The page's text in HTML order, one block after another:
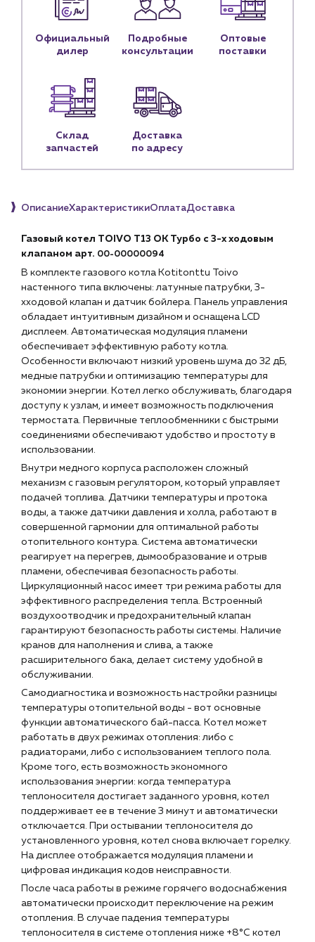
Предприятиям и юр.лицам
История компании
Водоснабжение и теплоснабжение
Сервис и обслуживание инженерных систем
Портфолио
Блог
Личный кабинет
Чат-бот
+7 (918) 070-19-79
Пн – пт: 9:00 – 18:00
sales@profpotok.ru
г. Краснодар, ул. Российская, 63
Официальный
дилер
Подробные
консультации
Оптовые
поставки
Склад
запчастей
Доставка
по адресу
ОписаниеХарактеристикиОплатаДоставка
Газовый котел TOIVO T13 OK Турбо с 3-х ходовым
клапаном арт. 00-00000094
В комплекте газового котла Kotitonttu Toivo
настенного типа включены: латунные патрубки, 3-
хходовой клапан и датчик бойлера. Панель управления
обладает интуитивным дизайном и оснащена LCD
дисплеем. Автоматическая модуляция пламени
обеспечивает эффективную работу котла.
Особенности включают низкий уровень шума до 32 дБ,
медные патрубки и оптимизацию температуры для
экономии энергии. Котел легко обслуживать, благодаря
доступу к узлам, и имеет возможность подключения
термостата. Первичные теплообменники с быстрыми
соединениями обеспечивают удобство и простоту в
использовании.
Внутри медного корпуса расположен сложный
механизм с газовым регулятором, который управляет
подачей топлива. Датчики температуры и протока
воды, а также датчики давления и холла, работают в
совершенной гармонии для оптимальной работы
отопительного контура. Система автоматически
реагирует на перегрев, дымообразование и отрыв
пламени, обеспечивая безопасность работы.
Циркуляционный насос имеет три режима работы для
эффективного распределения тепла. Встроенный
воздухоотводчик и предохранительный клапан
гарантируют безопасность работы системы. Наличие
кранов для наполнения и слива, а также
расширительного бака, делает систему удобной в
обслуживании.
Самодиагностика и возможность настройки разницы
температуры отопительной воды - вот основные
функции автоматического бай-пасса. Котел может
работать в двух режимах отопления: либо с
радиаторами, либо с использованием теплого пола.
Кроме того, есть возможность экономного
использования энергии: когда температура
теплоносителя достигает заданного уровня, котел
поддерживает ее в течение 3 минут и автоматически
отключается. При остывании теплоносителя до
установленного уровня, котел снова включает горелку.
На дисплее отображается модуляция пламени и
цифровая индикация кодов неисправности.
После часа работы в режиме горячего водоснабжения
автоматически происходит переключение на режим
отопления. В случае падения температуры
теплоносителя в системе отопления ниже +8°С котел